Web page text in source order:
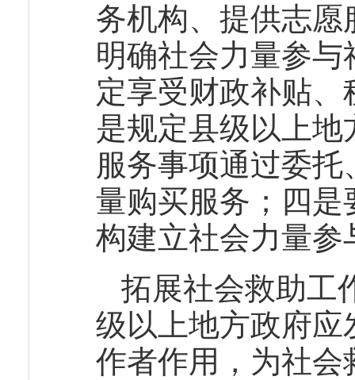
务机构、提供志
明确社会力量参
定享受财政补贴
是规定县级以上
服务事项通过委
量购买服务；四
构建立社会力量
拓展社会救助工
级以上地方政府
作者作用，为社